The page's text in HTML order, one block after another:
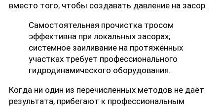
вместо того, чтобы создавать давление на засор.
Самостоятельная прочистка тросом
эффективна при локальных засорах;
системное заиливание на протяжённых
участках требует профессионального
гидродинамического оборудования.
Когда ни один из перечисленных методов не даёт
результата, прибегают к профессиональным